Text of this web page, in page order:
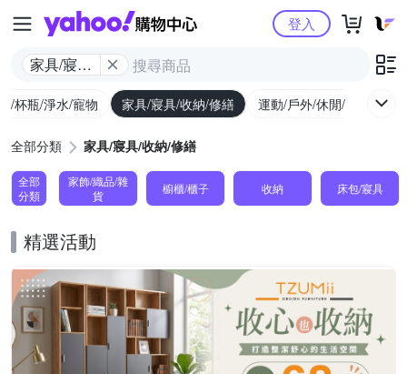
Yahoo購物中心
家具/寢具/
登入
/杯瓶/淨水/寵物 家具/寢具/收納/修繕 運動/戶外/休閒/健身
全部分類 家具/寢具/收納/修繕
全部
分類
家飾/織品/雜
貨
櫥櫃/櫃子 收納 床包/寢具
精選活動